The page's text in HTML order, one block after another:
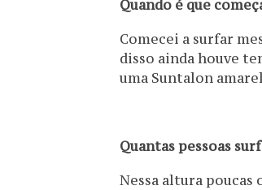
Quando é que
Comecei a surfar
disso ainda houve
uma Suntalon
Quantas pessoas
Nessa altura poucas